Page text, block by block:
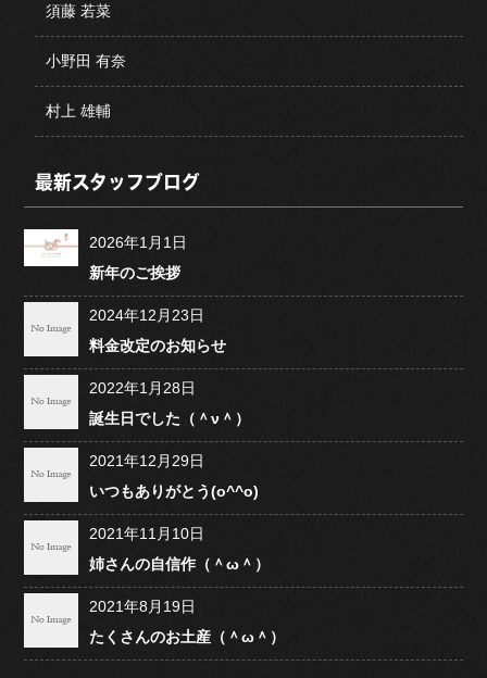
須藤 若菜
小野田 有奈
村上 雄輔
最新スタッフブログ
2026年1月1日
新年のご挨拶
2024年12月23日
料金改定のお知らせ
2022年1月28日
誕生日でした（＾ν＾）
2021年12月29日
いつもありがとう(o^^o)
2021年11月10日
姉さんの自信作（＾ω＾）
2021年8月19日
たくさんのお土産（＾ω＾）